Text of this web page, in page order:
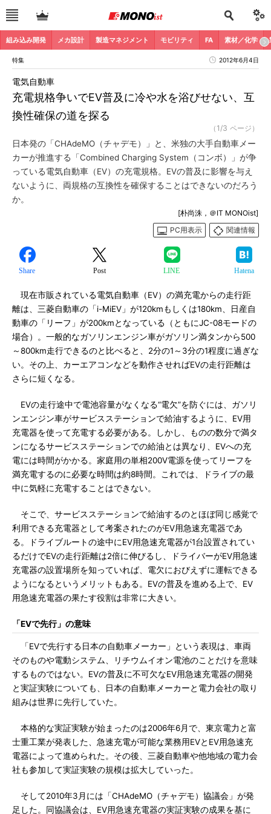
組み込み開発 メカ設計 製造マネジメント モビリティ FA 素材／化学
特集 2012年6月4日
充電規格争いでEV普及に冷や水を浴びせない、互
換性確保の道を探る
電気自動車
（1/3 ページ）
日本発の「CHAdeMO（チャデモ）」と、米独の大手自動車メー
カーが推進する「Combined Charging System（コンボ）」が争
っている電気自動車（EV）の充電規格。EVの普及に影響を与え
ないように、両規格の互換性を確保することはできないのだろう
か。
[朴尚洙，＠IT MONOist]
PC用表示
関連情報
Share Post LINE Hatena
現在市販されている電気自動車（EV）の満充電からの走行距
離は、三菱自動車の「i-MiEV」が120kmもしくは180km、日産自
動車の「リーフ」が200kmとなっている（ともにJC-08モードの
場合）。一般的なガソリンエンジン車がガソリン満タンから500
～800km走行できるのと比べると、2分の1～3分の1程度に過ぎな
い。その上、カーエアコンなどを動作させればEVの走行距離は
さらに短くなる。
EVの走行途中で電池容量がなくなる“電欠”を防ぐには、ガソリ
ンエンジン車がサービスステーションで給油するように、EV用
充電器を使って充電する必要がある。しかし、ものの数分で満タ
ンになるサービスステーションでの給油とは異なり、EVへの充
電には時間がかかる。家庭用の単相200V電源を使ってリーフを
満充電するのに必要な時間は約8時間。これでは、ドライブの最
中に気軽に充電することはできない。
そこで、サービスステーションで給油するのとほぼ同じ感覚で
利用できる充電器として考案されたのがEV用急速充電器であ
る。ドライブルートの途中にEV用急速充電器が1台設置されてい
るだけでEVの走行距離は2倍に伸びるし、ドライバーがEV用急速
充電器の設置場所を知っていれば、電欠におびえずに運転できる
ようになるというメリットもある。EVの普及を進める上で、EV
用急速充電器の果たす役割は非常に大きい。
「EVで先行」の意味
「EVで先行する日本の自動車メーカー」という表現は、車両
そのものや電動システム、リチウムイオン電池のことだけを意味
するものではない。EVの普及に不可欠なEV用急速充電器の開発
と実証実験についても、日本の自動車メーカーと電力会社の取り
組みは世界に先行していた。
本格的な実証実験が始まったのは2006年6月で、東京電力と富
士重工業が発表した、急速充電が可能な業務用EVとEV用急速充
電器によって進められた。その後、三菱自動車や他地域の電力会
社も参加して実証実験の規模は拡大していった。
そして2010年3月には「CHAdeMO（チャデモ）協議会」が発
足した。同協議会は、EV用急速充電器の実証実験の成果を基に